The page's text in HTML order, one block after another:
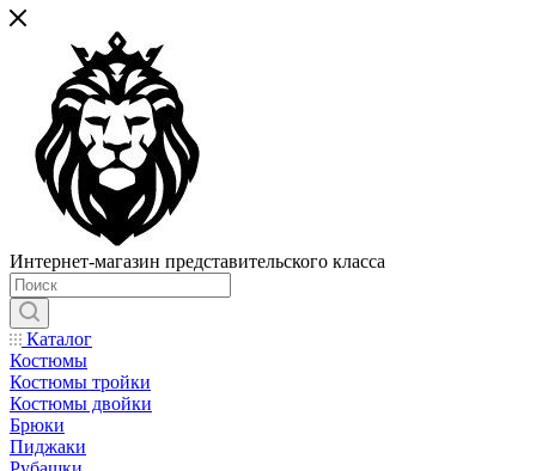
Интернет-магазин представительского класса
Каталог
Костюмы
Костюмы тройки
Костюмы двойки
Брюки
Пиджаки